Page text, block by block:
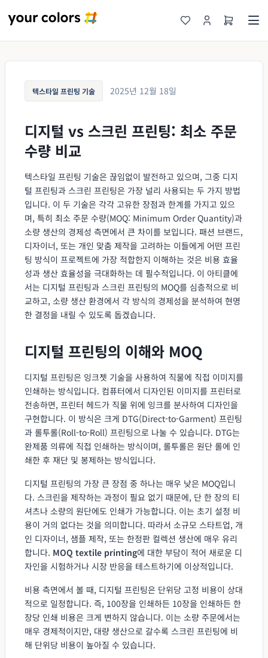
텍스타일 프린팅 기술 2025년 12월 18일
디지털 vs 스크린 프린팅: 최소 주문
수량 비교
텍스타일 프린팅 기술은 끊임없이 발전하고 있으며, 그중 디지
털 프린팅과 스크린 프린팅은 가장 널리 사용되는 두 가지 방법
입니다. 이 두 기술은 각각 고유한 장점과 한계를 가지고 있으
며, 특히 최소 주문 수량(MOQ: Minimum Order Quantity)과
소량 생산의 경제성 측면에서 큰 차이를 보입니다. 패션 브랜드,
디자이너, 또는 개인 맞춤 제작을 고려하는 이들에게 어떤 프린
팅 방식이 프로젝트에 가장 적합한지 이해하는 것은 비용 효율
성과 생산 효율성을 극대화하는 데 필수적입니다. 이 아티클에
서는 디지털 프린팅과 스크린 프린팅의 MOQ를 심층적으로 비
교하고, 소량 생산 환경에서 각 방식의 경제성을 분석하여 현명
한 결정을 내릴 수 있도록 돕겠습니다.
디지털 프린팅의 이해와 MOQ
디지털 프린팅은 잉크젯 기술을 사용하여 직물에 직접 이미지를
인쇄하는 방식입니다. 컴퓨터에서 디자인된 이미지를 프린터로
전송하면, 프린터 헤드가 직물 위에 잉크를 분사하여 디자인을
구현합니다. 이 방식은 크게 DTG(Direct-to-Garment) 프린팅
과 롤투롤(Roll-to-Roll) 프린팅으로 나눌 수 있습니다. DTG는
완제품 의류에 직접 인쇄하는 방식이며, 롤투롤은 원단 롤에 인
쇄한 후 재단 및 봉제하는 방식입니다.
디지털 프린팅의 가장 큰 장점 중 하나는 매우 낮은 MOQ입니
다. 스크린을 제작하는 과정이 필요 없기 때문에, 단 한 장의 티
셔츠나 소량의 원단에도 인쇄가 가능합니다. 이는 초기 설정 비
용이 거의 없다는 것을 의미합니다. 따라서 소규모 스타트업, 개
인 디자이너, 샘플 제작, 또는 한정판 컬렉션 생산에 매우 유리
합니다. MOQ textile printing에 대한 부담이 적어 새로운 디
자인을 시험하거나 시장 반응을 테스트하기에 이상적입니다.
비용 측면에서 볼 때, 디지털 프린팅은 단위당 고정 비용이 상대
적으로 일정합니다. 즉, 100장을 인쇄하든 10장을 인쇄하든 한
장당 인쇄 비용은 크게 변하지 않습니다. 이는 소량 주문에서는
매우 경제적이지만, 대량 생산으로 갈수록 스크린 프린팅에 비
해 단위당 비용이 높아질 수 있습니다.